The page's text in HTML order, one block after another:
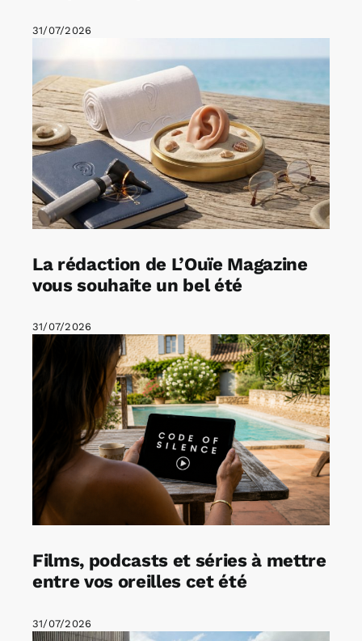
31/07/2026
La rédaction de L’Ouïe Magazine
vous souhaite un bel été
31/07/2026
Films, podcasts et séries à mettre
entre vos oreilles cet été
31/07/2026